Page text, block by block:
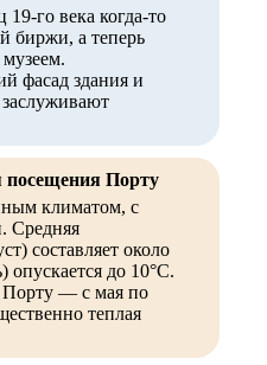
19-го века когда-то
биржи, а теперь
фасад здания и
Порту
климатом, с
Средняя
составляет около
опускается до 10°C.
Порту — с мая по
теплая